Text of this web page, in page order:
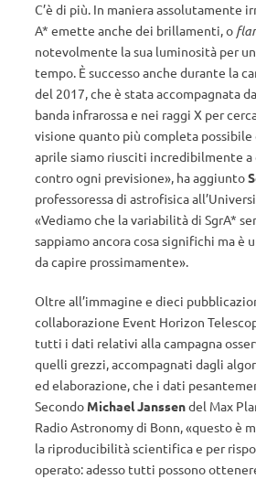
C’è di più. In maniera assolutamente
A* emette anche dei brillamenti, o
notevolmente la sua luminosità per
tempo. È successo anche durante la
del 2017, che è stata accompagnata
banda infrarossa e nei raggi X per
visione quanto più completa possibile
aprile siamo riusciti incredibilmente a
contro ogni previsione», ha aggiunto
professoressa di astrofisica
«Vediamo che la variabilità di SgrA*
sappiamo ancora cosa significhi ma è
da capire prossimamente».
Oltre all’immagine e dieci
collaborazione Event Horizon
tutti i dati relativi alla campagna
quelli grezzi, accompagnati dagli
ed elaborazione, che i dati
Secondo Michael Janssendel Max
Radio Astronomy di Bonn, «questo è
la riproducibilità scientifica e per
operato: adesso tutti possono